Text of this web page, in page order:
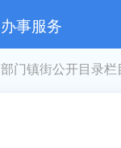
办事服务
部门镇街公开目录栏